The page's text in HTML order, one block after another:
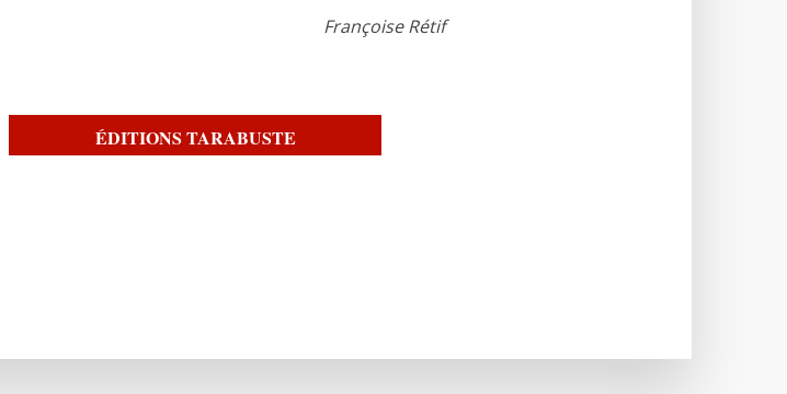
Françoise Rétif
ÉDITIONS TARABUSTE